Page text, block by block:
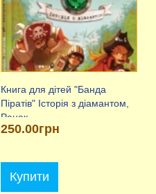
Книга для дітей "Банда
Піратів" Історія з діамантом,
Ранок
250.00грн
Купити